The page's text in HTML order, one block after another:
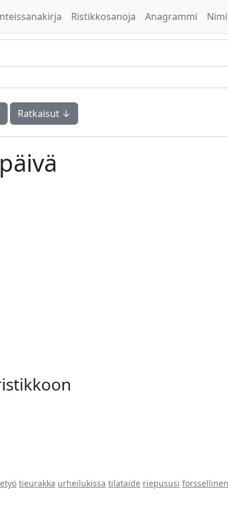
Ristikkosanoja Anagrammi
Ratkaisut ↓
tieurakka urheilukissa tilataide riepususi forssellinen